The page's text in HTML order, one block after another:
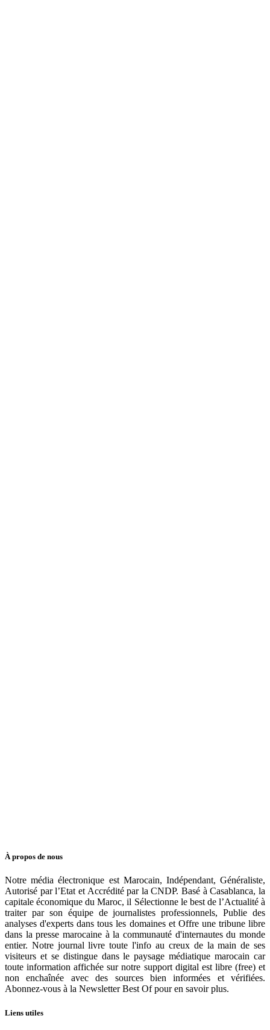
À propos de nous
Notre média électronique est Marocain, Indépendant, Généraliste,
Autorisé par l’Etat et Accrédité par la CNDP. Basé à Casablanca, la
capitale économique du Maroc, il Sélectionne le best de l’Actualité à
traiter par son équipe de journalistes professionnels, Publie des
analyses d'experts dans tous les domaines et Offre une tribune libre
dans la presse marocaine à la communauté d'internautes du monde
entier. Notre journal livre toute l'info au creux de la main de ses
visiteurs et se distingue dans le paysage médiatique marocain car
toute information affichée sur notre support digital est libre (free) et
non enchaînée avec des sources bien informées et vérifiées.
Abonnez-vous à la Newsletter Best Of pour en savoir plus.
Liens utiles